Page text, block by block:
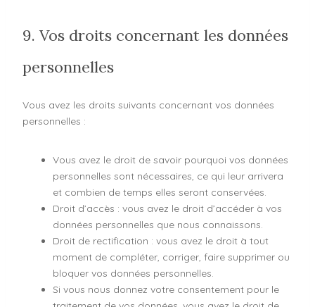
9. Vos droits concernant les données
personnelles
Vous avez les droits suivants concernant vos données
personnelles :
Vous avez le droit de savoir pourquoi vos données
personnelles sont nécessaires, ce qui leur arrivera
et combien de temps elles seront conservées.
Droit d’accès : vous avez le droit d’accéder à vos
données personnelles que nous connaissons.
Droit de rectification : vous avez le droit à tout
moment de compléter, corriger, faire supprimer ou
bloquer vos données personnelles.
Si vous nous donnez votre consentement pour le